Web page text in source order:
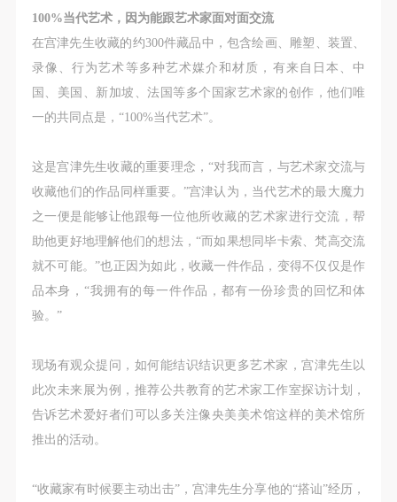
100%当代艺术，因为能跟艺术家面对面交流
在宫津先生收藏的约300件藏品中，包含绘画、雕塑、装置、
录像、行为艺术等多种艺术媒介和材质，有来自日本、中
国、美国、新加坡、法国等多个国家艺术家的创作，他们唯
一的共同点是，“100%当代艺术”。
这是宫津先生收藏的重要理念，“对我而言，与艺术家交流与
收藏他们的作品同样重要。”宫津认为，当代艺术的最大魔力
之一便是能够让他跟每一位他所收藏的艺术家进行交流，帮
助他更好地理解他们的想法，“而如果想同毕卡索、梵高交流
就不可能。”也正因为如此，收藏一件作品，变得不仅仅是作
品本身，“我拥有的每一件作品，都有一份珍贵的回忆和体
验。”
现场有观众提问，如何能结识结识更多艺术家，宫津先生以
此次未来展为例，推荐公共教育的艺术家工作室探访计划，
告诉艺术爱好者们可以多关注像央美美术馆这样的美术馆所
推出的活动。
“收藏家有时候要主动出击”，宫津先生分享他的“搭讪”经历，
事故的任何责任。
中央美术学院美术馆肖像权许可使用协议
根据《中华人民共和国广告法》、《中华人民共和国
民法通则》以及 最高人民法院关于贯彻执行 《中华
人民共和国民法通则》若干问题的意见（试行）>的
方）的权利义务关系，经双方友好协商，甲乙双方就
带有甲方肖像的作品的使用达成如下一致协议：
一、 一般约定
（1）、甲方为本协议中的肖像权人，自愿将自己的
肖像权许可乙方作符合本协议约定和法律规定的用
途。
（2）、乙方中央美术学院美术馆是一所具有标志
院美术馆与时代同行，努力塑造一个开放、自由、学
术的空间氛围，竭诚与各单位、企业、机构、艺术家
和观众进行良好互动。以学院的学术研究为基础，积
极策划国际、国内多视角、多领域的展览、论坛及公
提供一个交流、学习、展示的平台。作为一家公益性
事故的任何责任。
中央美术学院美术馆肖像权许可使用协议
根据《中华人民共和国广告法》、《中华人民共和国
民法通则》以及 最高人民法院关于贯彻执行 《中华
人民共和国民法通则》若干问题的意见（试行）>的
方）的权利义务关系，经双方友好协商，甲乙双方就
带有甲方肖像的作品的使用达成如下一致协议：
一、 一般约定
（1）、甲方为本协议中的肖像权人，自愿将自己的
肖像权许可乙方作符合本协议约定和法律规定的用
途。
（2）、乙方中央美术学院美术馆是一所具有标志
院美术馆与时代同行，努力塑造一个开放、自由、学
术的空间氛围，竭诚与各单位、企业、机构、艺术家
和观众进行良好互动。以学院的学术研究为基础，积
极策划国际、国内多视角、多领域的展览、论坛及公
提供一个交流、学习、展示的平台。作为一家公益性
事故的任何责任。
中央美术学院美术馆肖像权许可使用协议
根据《中华人民共和国广告法》、《中华人民共和国
民法通则》以及 最高人民法院关于贯彻执行 《中华
人民共和国民法通则》若干问题的意见（试行）>的
方）的权利义务关系，经双方友好协商，甲乙双方就
带有甲方肖像的作品的使用达成如下一致协议：
一、 一般约定
（1）、甲方为本协议中的肖像权人，自愿将自己的
肖像权许可乙方作符合本协议约定和法律规定的用
途。
（2）、乙方中央美术学院美术馆是一所具有标志
院美术馆与时代同行，努力塑造一个开放、自由、学
术的空间氛围，竭诚与各单位、企业、机构、艺术家
和观众进行良好互动。以学院的学术研究为基础，积
极策划国际、国内多视角、多领域的展览、论坛及公
提供一个交流、学习、展示的平台。作为一家公益性